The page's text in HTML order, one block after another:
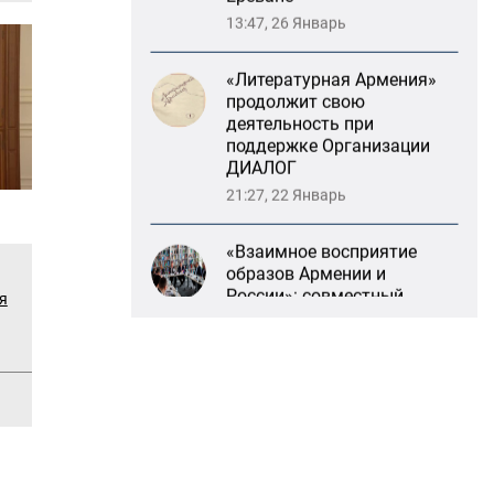
13:47, 26 Январь
«Литературная Армения»
продолжит свою
деятельность при
поддержке Организации
ДИАЛОГ
21:27, 22 Январь
«Взаимное восприятие
образов Армении и
России»: совместный